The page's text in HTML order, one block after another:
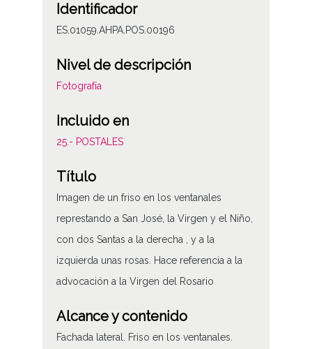
Identificador
ES.01059.AHPA.POS.00196
Nivel de descripción
Fotografía
Incluido en
25.- POSTALES
Título
Imagen de un friso en los ventanales
represtando a San José, la Virgen y el Niño,
con dos Santas a la derecha , y a la
izquierda unas rosas. Hace referencia a la
advocación a la Virgen del Rosario
Alcance y contenido
Fachada lateral. Friso en los ventanales.